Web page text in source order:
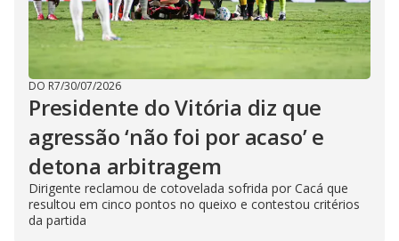
DO R7/30/07/2026
Presidente do Vitória diz que
agressão ‘não foi por acaso’ e
detona arbitragem
Dirigente reclamou de cotovelada sofrida por Cacá que
resultou em cinco pontos no queixo e contestou critérios
da partida